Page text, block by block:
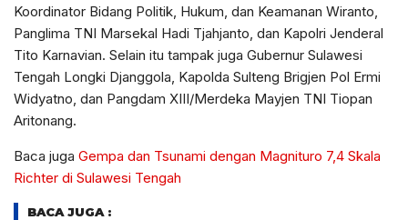
Koordinator Bidang Politik, Hukum, dan Keamanan Wiranto,
Panglima TNI Marsekal Hadi Tjahjanto, dan Kapolri Jenderal
Tito Karnavian. Selain itu tampak juga Gubernur Sulawesi
Tengah Longki Djanggola, Kapolda Sulteng Brigjen Pol Ermi
Widyatno, dan Pangdam XIII/Merdeka Mayjen TNI Tiopan
Aritonang.
Baca juga Gempa dan Tsunami dengan Magnituro 7,4 Skala
Richter di Sulawesi Tengah
BACA JUGA :